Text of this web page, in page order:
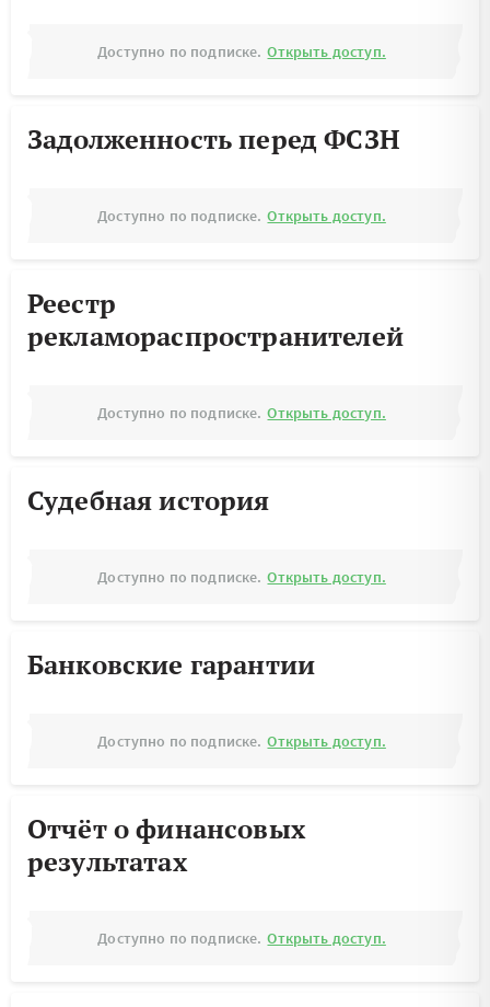
Доступно по подписке. Открыть доступ.
Задолженность перед ФСЗН
Доступно по подписке. Открыть доступ.
Реестр
рекламораспространителей
Доступно по подписке. Открыть доступ.
Судебная история
Доступно по подписке. Открыть доступ.
Банковские гарантии
Доступно по подписке. Открыть доступ.
Отчёт о финансовых
результатах
Доступно по подписке. Открыть доступ.